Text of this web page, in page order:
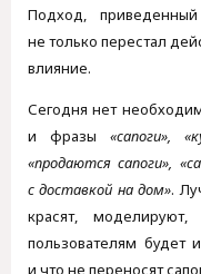
Подход,
не только перестал
влияние.
Сегодня нет
и фразы «сапоги»,
«продаются сапоги»,
с доставкой на дом».
красят,
пользователям будет
и что не переносят